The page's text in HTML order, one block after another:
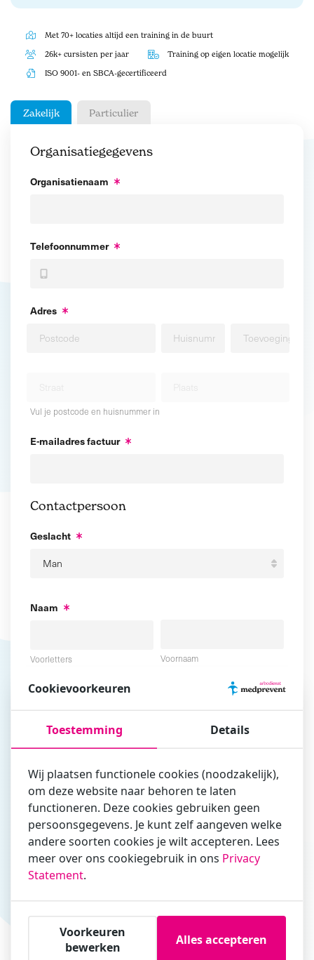
Met 70+ locaties altijd een training in de buurt
26k+ cursisten per jaar Training op eigen locatie mogelijk
ISO 9001- en SBCA-gecertificeerd
Zakelijk Particulier
Organisatiegegevens
Organisatienaam
Telefoonnummer
Adres
Vul je postcode en huisnummer in
E-mailadres factuur
Contactpersoon
Geslacht
Naam
Voorletters Voornaam
Vul hier bij voorkeur het e-mailadres in waarmee je
zakelijk/administratief correspondeert
Is de contactpersoon ook een cursist?
Ja
Cursisten
Voeg cursisten toe
Cookievoorkeuren
Toestemming Details
Wij plaatsen functionele cookies (noodzakelijk),
om deze website naar behoren te laten
functioneren. Deze cookies gebruiken geen
persoonsgegevens. Je kunt zelf aangeven welke
andere soorten cookies je wilt accepteren. Lees
meer over ons cookiegebruik in ons Privacy
Statement.
Voorkeuren
bewerken
Alles accepteren